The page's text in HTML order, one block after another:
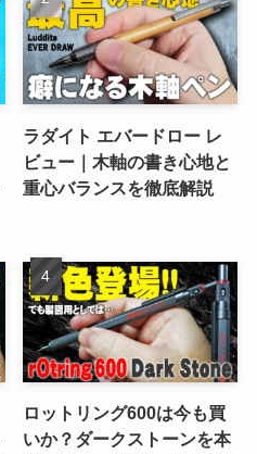
ラダイト エバードロー レ
ビュー｜木軸の書き心地と
重心バランスを徹底解説
ロットリング600は今も買
いか？ダークストーンを本